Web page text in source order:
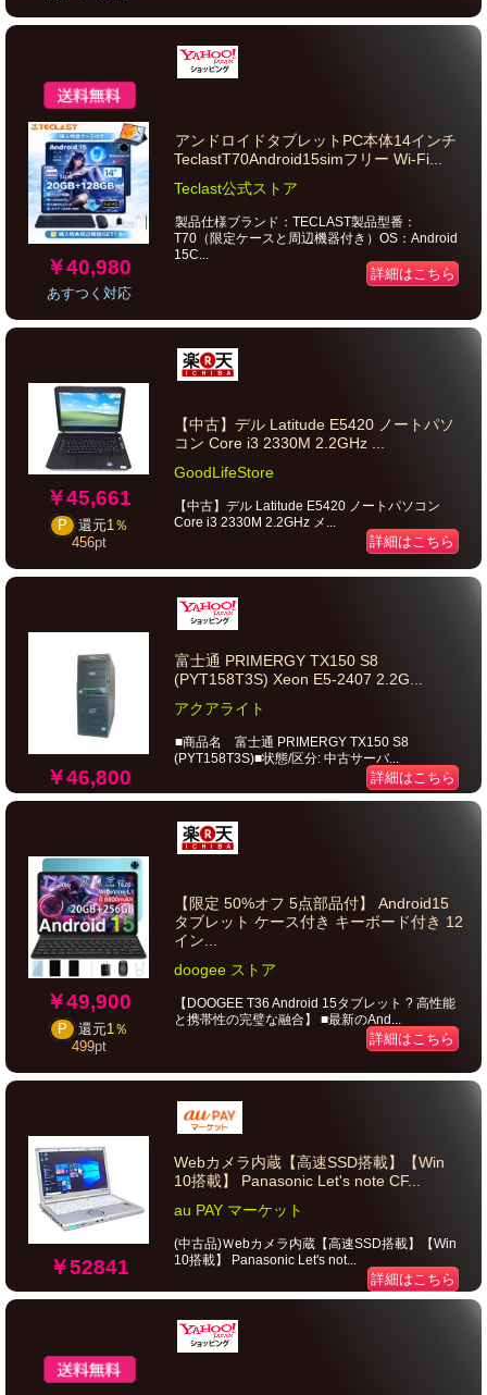
￥40,980
あすつく対応
アンドロイドタブレットPC本体14インチ
TeclastT70Android15simフリー Wi-Fi...
Teclast公式ストア
製品仕様ブランド：TECLAST製品型番：
T70（限定ケースと周辺機器付き）OS：Android
15C...
詳細はこちら
￥45,661
P 還元1％
456pt
【中古】デル Latitude E5420 ノートパソ
コン Core i3 2330M 2.2GHz ...
GoodLifeStore
【中古】デル Latitude E5420 ノートパソコン
Core i3 2330M 2.2GHz メ...
詳細はこちら
￥46,800
富士通 PRIMERGY TX150 S8
(PYT158T3S) Xeon E5-2407 2.2G...
アクアライト
■商品名 富士通 PRIMERGY TX150 S8
(PYT158T3S)■状態/区分: 中古サーバ...
詳細はこちら
￥49,900
P 還元1％
499pt
【限定 50%オフ 5点部品付】 Android15
タブレット ケース付き キーボード付き 12
イン...
doogee ストア
【DOOGEE T36 Android 15タブレット ? 高性能
と携帯性の完璧な融合】 ■最新のAnd...
詳細はこちら
￥52841
Webカメラ内蔵【高速SSD搭載】【Win
10搭載】 Panasonic Let's note CF...
au PAY マーケット
(中古品)Ｗebカメラ内蔵【高速SSD搭載】【Win
10搭載】 Panasonic Let's not...
詳細はこちら